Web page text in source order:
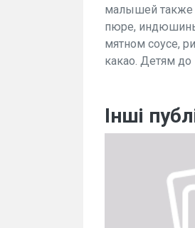
малышей также
пюре,
мятном соусе,
какао. Детям до
Інші